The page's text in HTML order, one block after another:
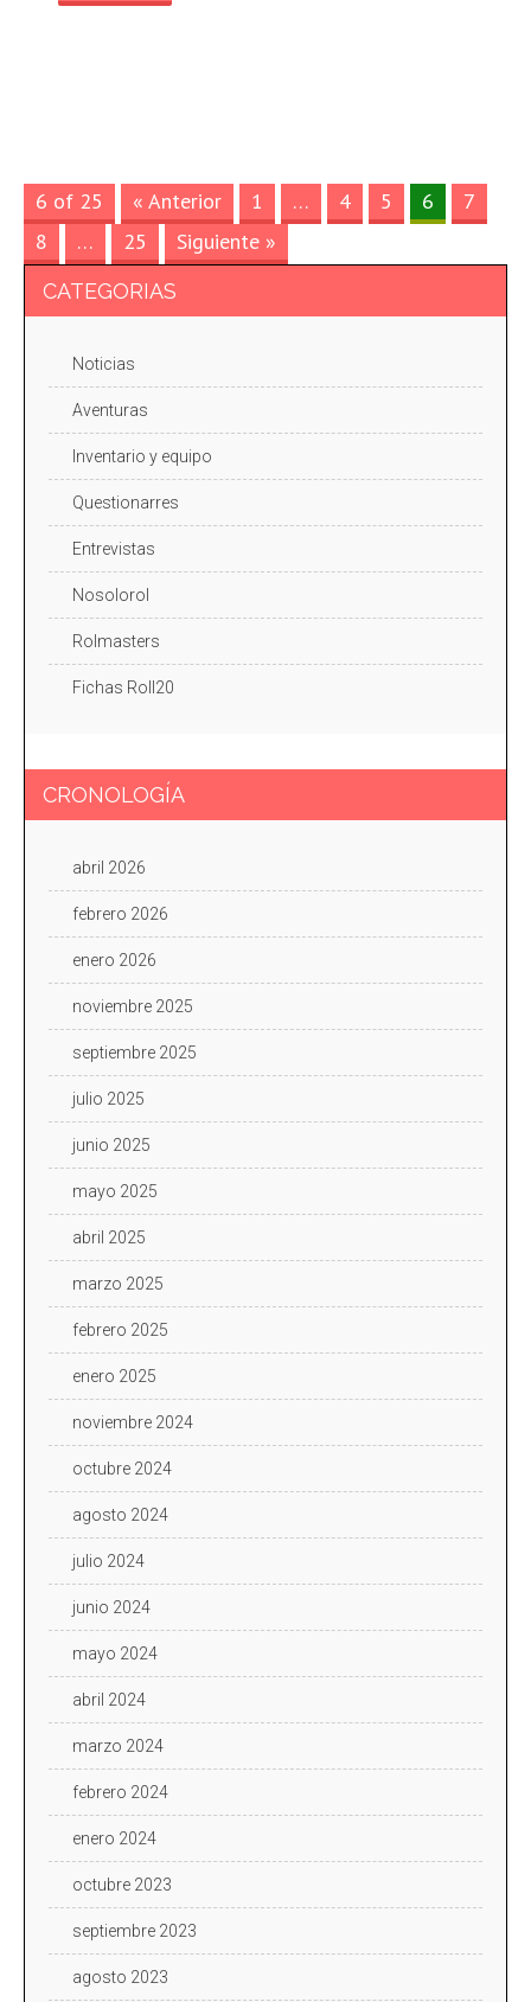
6 of 25 « Anterior 1 … 4 5 6
7
8
… 25 Siguiente »
CATEGORIAS
Noticias
Aventuras
Inventario y equipo
Questionarres
Entrevistas
Nosolorol
Rolmasters
Fichas Roll20
CRONOLOGÍA
abril 2026
febrero 2026
enero 2026
noviembre 2025
septiembre 2025
julio 2025
junio 2025
mayo 2025
abril 2025
marzo 2025
febrero 2025
enero 2025
noviembre 2024
octubre 2024
agosto 2024
julio 2024
junio 2024
mayo 2024
abril 2024
marzo 2024
febrero 2024
enero 2024
octubre 2023
septiembre 2023
agosto 2023